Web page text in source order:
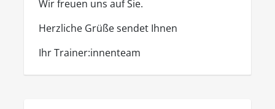
Wir freuen uns auf Sie.
Herzliche Grüße sendet Ihnen
Ihr Trainer:innenteam